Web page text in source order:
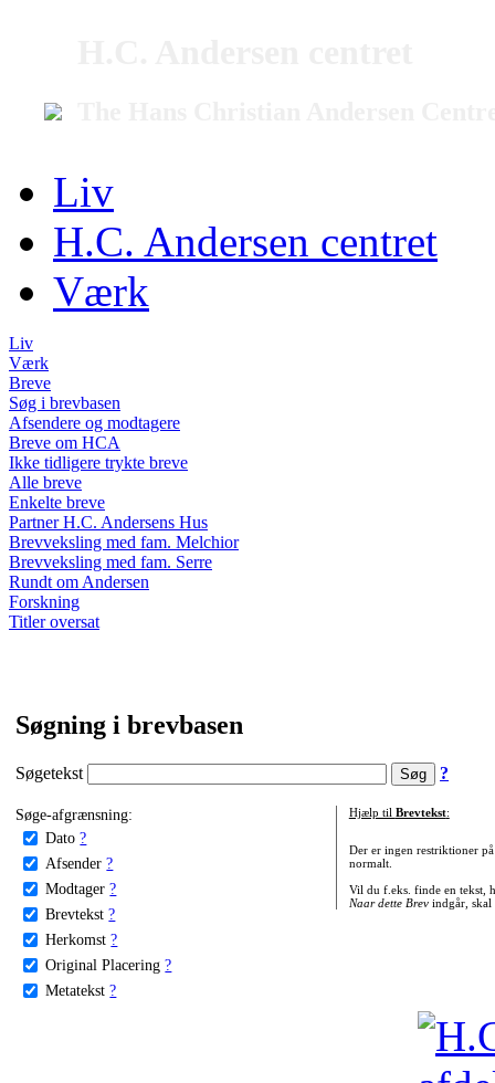
Liv
H.C. Andersen centret
Værk
Liv
Værk
Breve
Søg i brevbasen
Afsendere og modtagere
Breve om HCA
Ikke tidligere trykte breve
Alle breve
Enkelte breve
Partner H.C. Andersens Hus
Brevveksling med fam. Melchior
Brevveksling med fam. Serre
Rundt om Andersen
Forskning
Titler oversat
Søgning i brevbasen
Søgetekst ?
Søge-afgrænsning:
Dato ?
Afsender ?
Modtager ?
Brevtekst ?
Herkomst ?
Original Placering ?
Metatekst ?
Hjælp til Brevtekst:
Der er ingen restriktioner
normalt.
Vil du f.eks. finde en tekst,
Naar dette Brevindgår, skal